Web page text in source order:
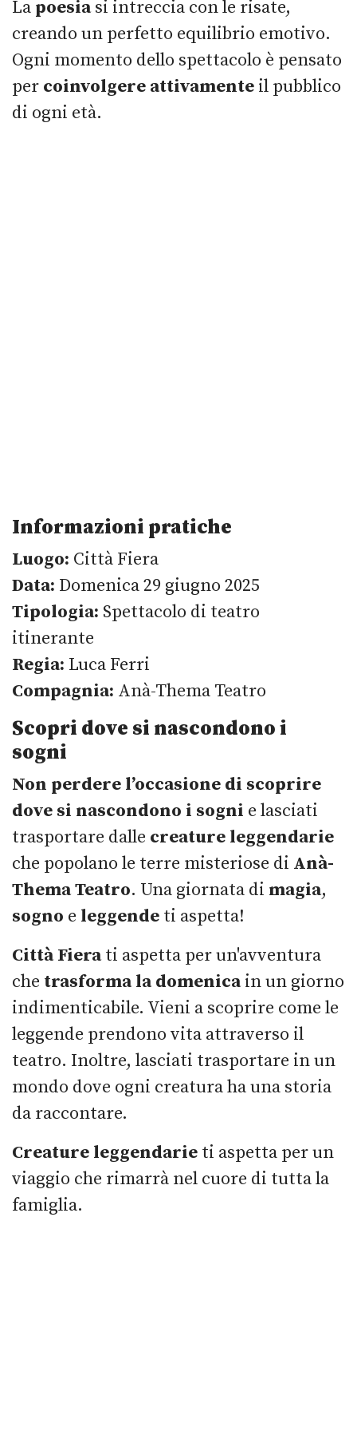
La poesiasi intreccia con le risate,
creando un perfetto equilibrio emotivo.
Ogni momento dello spettacolo è pensato
per coinvolgere attivamente il pubblico
di ogni età.
Informazioni pratiche
Luogo: Città Fiera
Data: Domenica 29 giugno 2025
Tipologia: Spettacolo di teatro
itinerante
Regia: Luca Ferri
Compagnia: Anà-Thema Teatro
Scopri dove si nascondono i
sogni
Non perdere l’occasione di scoprire
dove si nascondono i sogni e lasciati
trasportare dalle creature leggendarie
che popolano le terre misteriose di Anà-
Thema Teatro. Una giornata di magia,
sogno e leggende ti aspetta!
Città Fierati aspetta per un'avventura
che trasforma la domenicain un giorno
indimenticabile. Vieni a scoprire come le
leggende prendono vita attraverso il
teatro. Inoltre, lasciati trasportare in un
mondo dove ogni creatura ha una storia
da raccontare.
Creature leggendarie ti aspetta per un
viaggio che rimarrà nel cuore di tutta la
famiglia.